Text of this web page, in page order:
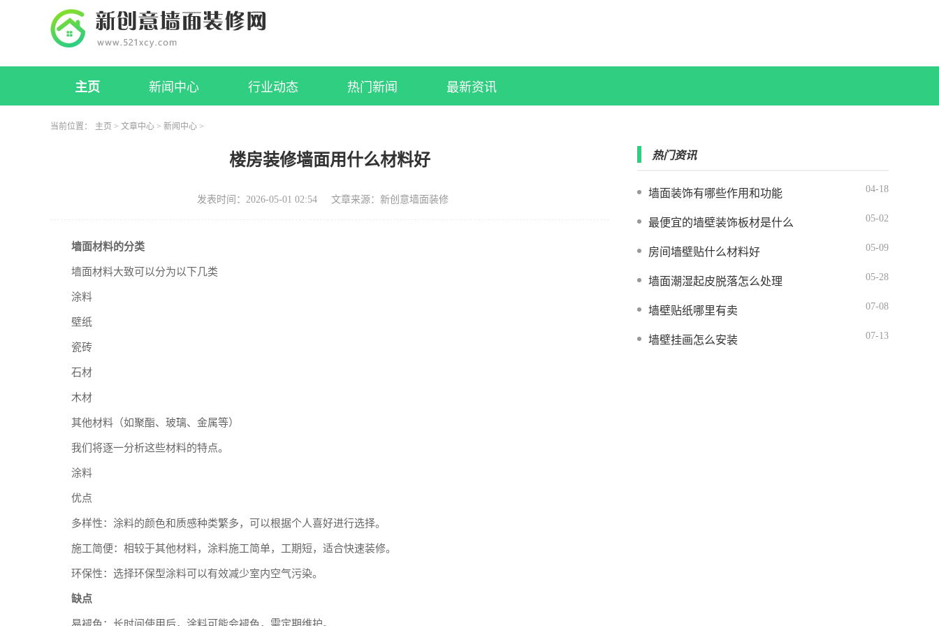
主页 新闻中心 行业动态 热门新闻 最新资讯
当前位置： 主页 > 文章中心 > 新闻中心 >
楼房装修墙面用什么材料好
发表时间：2026-05-01 02:54 文章来源：新创意墙面装修
墙面材料的分类
墙面材料大致可以分为以下几类
涂料
壁纸
瓷砖
石材
木材
其他材料（如聚酯、玻璃、金属等）
我们将逐一分析这些材料的特点。
涂料
优点
多样性：涂料的颜色和质感种类繁多，可以根据个人喜好进行选择。
施工简便：相较于其他材料，涂料施工简单，工期短，适合快速装修。
环保性：选择环保型涂料可以有效减少室内空气污染。
缺点
热门资讯
墙面装饰有哪些作用和功能 04-18
最便宜的墙壁装饰板材是什么 05-02
房间墙壁贴什么材料好 05-09
墙面潮湿起皮脱落怎么处理 05-28
墙壁贴纸哪里有卖 07-08
墙壁挂画怎么安装 07-13